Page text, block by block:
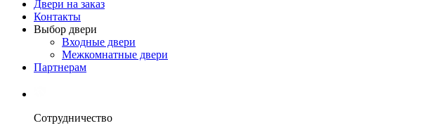
Двери на заказ
Контакты
Выбор двери
Входные двери
Межкомнатные двери
Партнерам
Сотрудничество